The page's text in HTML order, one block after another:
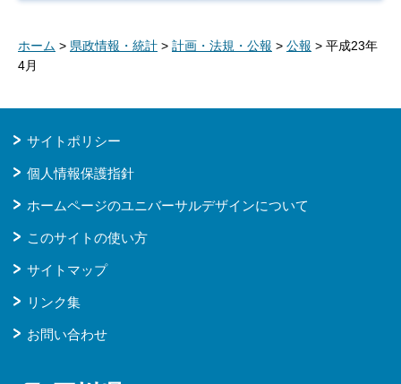
ホーム > 県政情報・統計 > 計画・法規・公報 > 公報 > 平成23年
4月
サイトポリシー
個人情報保護指針
ホームページのユニバーサルデザインについて
このサイトの使い方
サイトマップ
リンク集
お問い合わせ